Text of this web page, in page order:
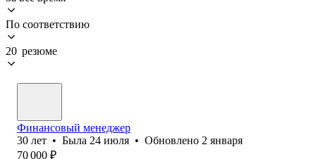
По соответствию
20 резюме
Финансовый менеджер
30 лет • Была 24 июля • Обновлено 2 января
70 000 ₽